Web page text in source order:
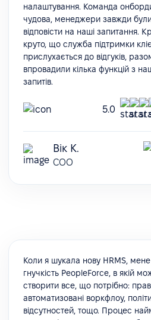
налаштування. Команда
чудова, менеджери завжди були
відповісти на наші запитання.
круто, що служба підтримки
прислухається до відгуків,
впровадили кілька функцій з
запитів.
5.0
Вік К.
COO
Коли я шукала нову HRMS,
гнучкість PeopleForce, в якій
створити все, що потрібно:
автоматизовані воркфлоу,
відсутностей, тощо. Процес